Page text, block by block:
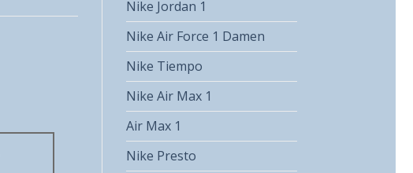
Nike Jordan 1
Nike Air Force 1 Damen
Nike Tiempo
Nike Air Max 1
Air Max 1
Nike Presto